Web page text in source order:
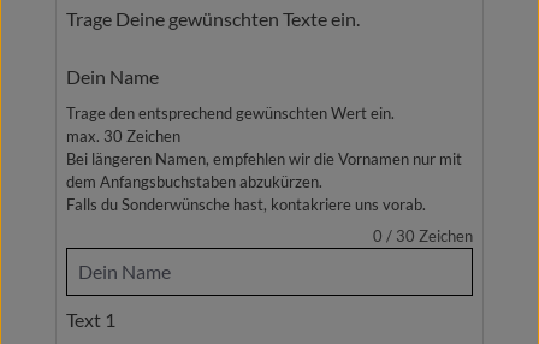
Trage Deine gewünschten Texte ein.
Dein Name
Trage den entsprechend gewünschten Wert ein.
max. 30 Zeichen
Bei längeren Namen, empfehlen wir die Vornamen nur mit
dem Anfangsbuchstaben abzukürzen.
Falls du Sonderwünsche hast, kontakriere uns vorab.
0 / 30 Zeichen
Text 1